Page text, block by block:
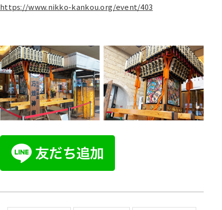
https://www.nikko-kankou.org/event/403